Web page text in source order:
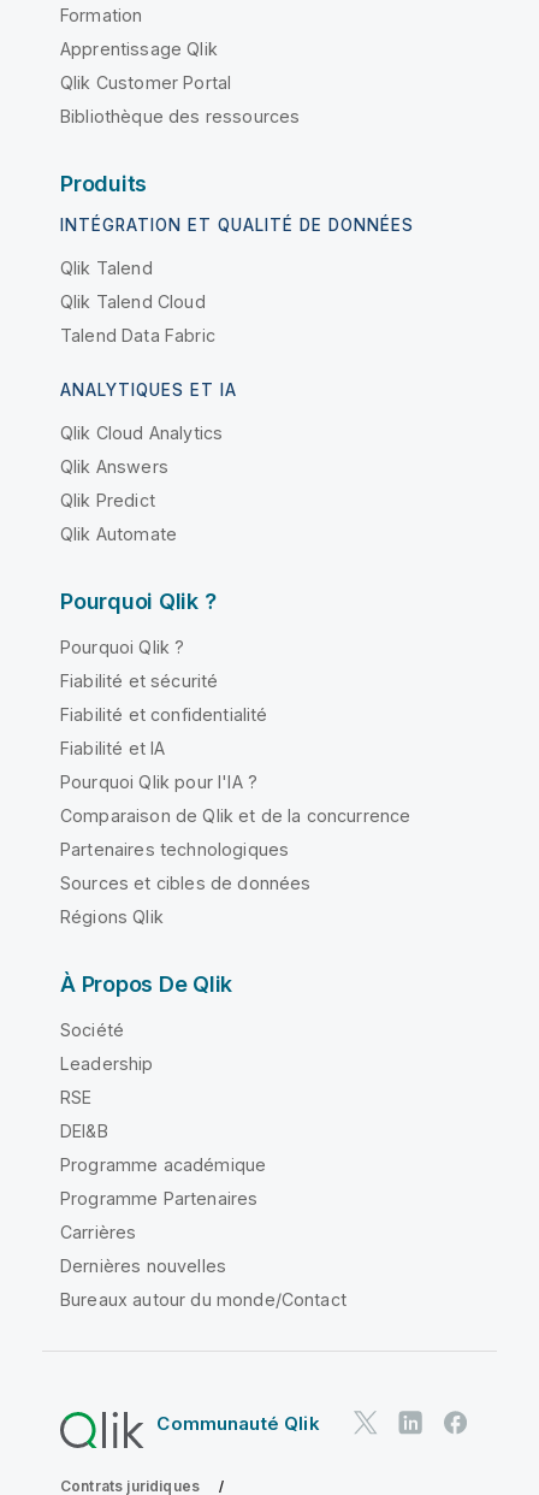
Formation
Apprentissage Qlik
Qlik Customer Portal
Bibliothèque des ressources
Produits
INTÉGRATION ET QUALITÉ DE DONNÉES
Qlik Talend
Qlik Talend Cloud
Talend Data Fabric
ANALYTIQUES ET IA
Qlik Cloud Analytics
Qlik Answers
Qlik Predict
Qlik Automate
Pourquoi Qlik ?
Pourquoi Qlik ?
Fiabilité et sécurité
Fiabilité et confidentialité
Fiabilité et IA
Pourquoi Qlik pour l'IA ?
Comparaison de Qlik et de la concurrence
Partenaires technologiques
Sources et cibles de données
Régions Qlik
À Propos De Qlik
Société
Leadership
RSE
DEI&B
Programme académique
Programme Partenaires
Carrières
Dernières nouvelles
Bureaux autour du monde/Contact
Communauté Qlik
Contrats juridiques